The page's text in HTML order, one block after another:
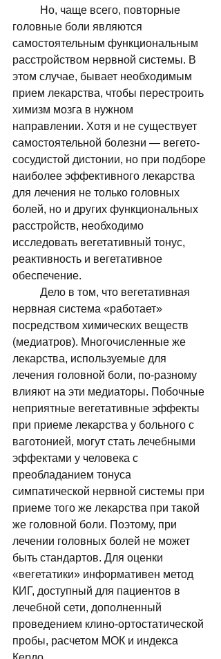
головные боли являются
самостоятельным функциональным
расстройством нервной системы. В
этом случае, бывает необходимым
прием лекарства, чтобы перестроить
химизм мозга в нужном
направлении. Хотя и не существует
самостоятельной болезни — вегето-
сосудистой дистонии, но при подборе
наиболее эффективного лекарства
для лечения не только головных
болей, но и других функциональных
расстройств, необходимо
исследовать вегетативный тонус,
реактивность и вегетативное
нервная система «работает»
посредством химических веществ
(медиатров). Многочисленные же
лекарства, используемые для
лечения головной боли, по-разному
влияют на эти медиаторы. Побочные
неприятные вегетативные эффекты
при приеме лекарства у больного с
ваготонией, могут стать лечебными
эффектами у человека с
преобладанием тонуса
симпатической нервной системы при
приеме того же лекарства при такой
же головной боли. Поэтому, при
лечении головных болей не может
быть стандартов. Для оценки
«вегетатики» информативен метод
КИГ, доступный для пациентов в
лечебной сети, дополненный
проведением клино-ортостатической
пробы, расчетом МОК и индекса